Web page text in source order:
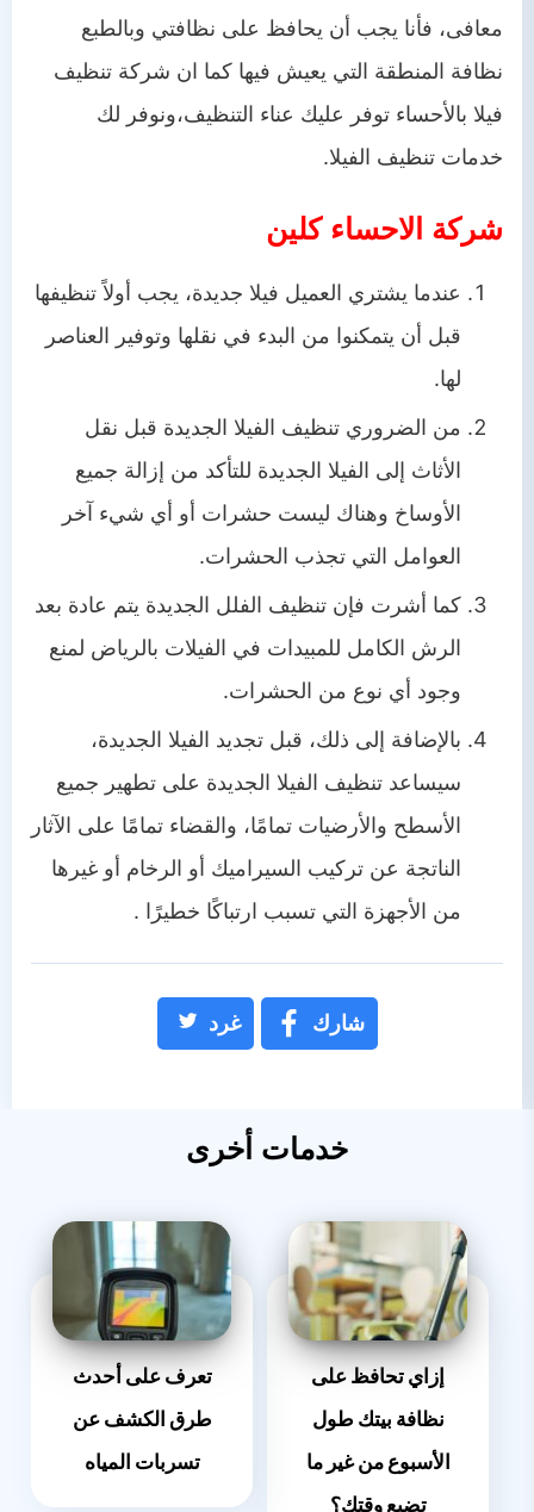
معافى، فأنا يجب أن يحافظ على نظافتي وبالطبع
نظافة المنطقة التي يعيش فيها كما ان شركة تنظيف
فيلا بالأحساء توفر عليك عناء التنظيف،ونوفر لك
خدمات تنظيف الفيلا.
شركة الاحساء كلين
عندما يشتري العميل فيلا جديدة، يجب أولاً تنظيفها
قبل أن يتمكنوا من البدء في نقلها وتوفير العناصر
لها.
من الضروري تنظيف الفيلا الجديدة قبل نقل
الأثاث إلى الفيلا الجديدة للتأكد من إزالة جميع
الأوساخ وهناك ليست حشرات أو أي شيء آخر
العوامل التي تجذب الحشرات.
كما أشرت فإن تنظيف الفلل الجديدة يتم عادة بعد
الرش الكامل للمبيدات في الفيلات بالرياض لمنع
وجود أي نوع من الحشرات.
بالإضافة إلى ذلك، قبل تجديد الفيلا الجديدة،
سيساعد تنظيف الفيلا الجديدة على تطهير جميع
الأسطح والأرضيات تمامًا، والقضاء تمامًا على الآثار
الناتجة عن تركيب السيراميك أو الرخام أو غيرها
من الأجهزة التي تسبب ارتباكًا خطيرًا .
شارك غرد
خدمات أخرى
إزاي تحافظ على
نظافة بيتك طول
الأسبوع من غير ما
تضيع وقتك؟
تعرف على أحدث
طرق الكشف عن
تسربات المياه